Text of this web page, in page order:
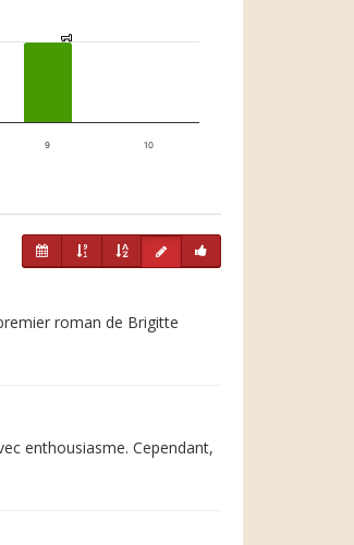
1
1
9 10
roman de Brigitte
enthousiasme. Cependant,